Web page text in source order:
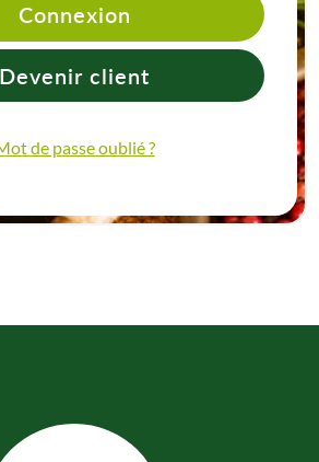
Connexion
Devenir client
de passe oublié ?